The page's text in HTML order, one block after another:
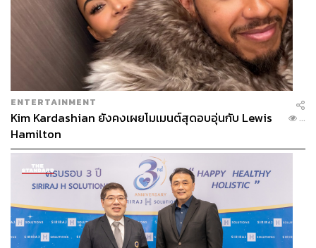
ENTERTAINMENT
Kim Kardashian ยังคงเผยโมเมนต์สุดอบอุ่นกับ Lewis
Hamilton
...